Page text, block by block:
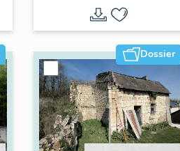
place des Blatiers,
Fontevraud-l'Abbaye
Dossier